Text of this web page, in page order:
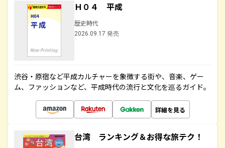
Ｈ０４ 平成
歴史時代
2026.09.17 発売
渋谷・原宿など平成カルチャーを象徴する街や、音楽、ゲー
ム、ファッションなど、平成時代の流行と文化を巡るガイド。
詳細を見る
台湾 ランキング＆お得な旅テク！